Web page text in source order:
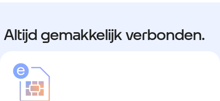
Altijd gemakkelijk verbonden.